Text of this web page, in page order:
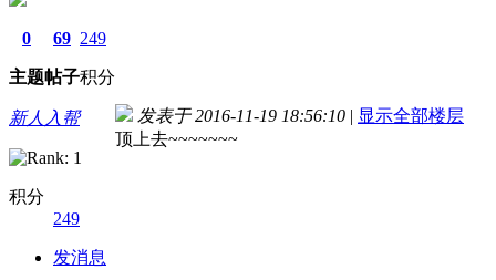
0
主题
69
帖子
249
积分
新人入帮
积分
249
发消息
发表于 2016-11-19 18:56:10 | 显示全部楼层
顶上去~~~~~~~